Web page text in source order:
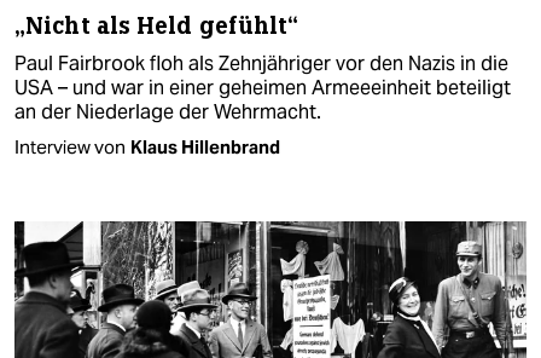
„Nicht als Held gefühlt“
Paul Fairbrook floh als Zehnjähriger vor den Nazis in die
USA – und war in einer geheimen Armeeeinheit beteiligt
an der Niederlage der Wehrmacht.
Interview von Klaus Hillenbrand